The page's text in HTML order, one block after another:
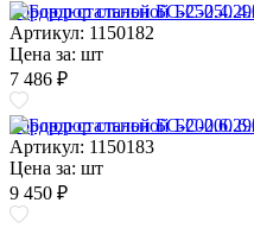
Бордюр стальной БС-
Артикул: 1150182
Цена за: шт
7 486 ₽
Бордюр стальной БС-
Артикул: 1150183
Цена за: шт
9 450 ₽